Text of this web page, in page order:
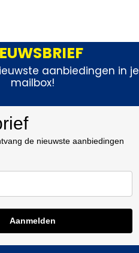
aanbiedingen in je
mailbox!
de nieuwste aanbiedingen
Aanmelden